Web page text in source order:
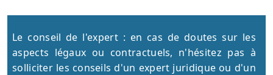
Le conseil de l'expert : en cas de doutes sur les
aspects légaux ou contractuels, n'hésitez pas à
solliciter les conseils d'un expert juridique ou d'un